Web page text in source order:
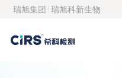
瑞旭集团 瑞旭科新生物